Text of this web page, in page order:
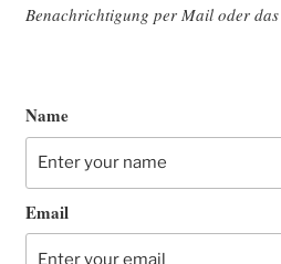
Benach­rich­ti­gung per Mail oder
Name
Email